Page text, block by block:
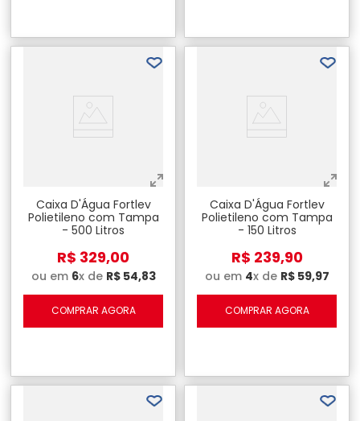
Caixa D'Água Fortlev
Polietileno com Tampa
- 500 Litros
R$ 329,00
ou em 6x de R$ 54,83
COMPRAR AGORA
Caixa D'Água Fortlev
Polietileno com Tampa
- 150 Litros
R$ 239,90
ou em 4x de R$ 59,97
COMPRAR AGORA